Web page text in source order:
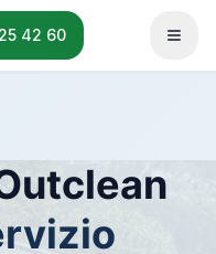
42 60